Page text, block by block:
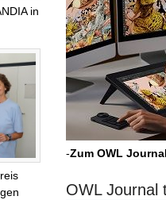
in
-Zum OWL
OWL Journal